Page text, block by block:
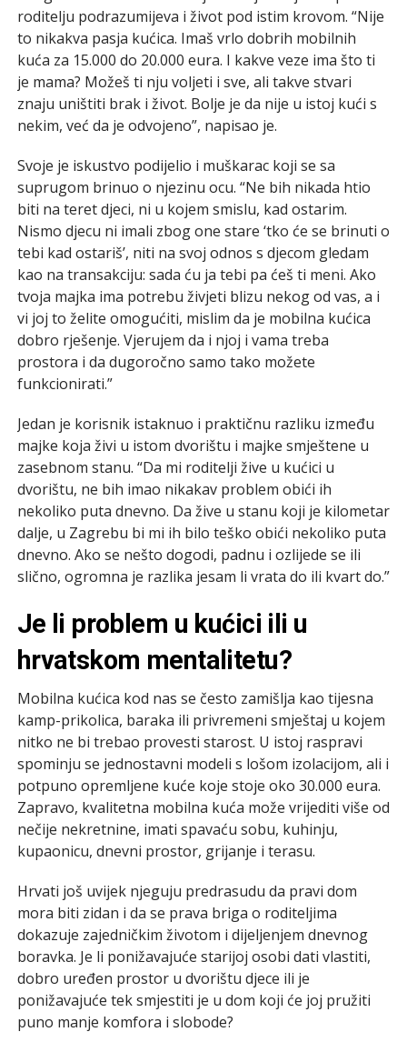
roditelju podrazumijeva i život pod istim krovom. “Nije
to nikakva pasja kućica. Imaš vrlo dobrih mobilnih
kuća za 15.000 do 20.000 eura. I kakve veze ima što ti
je mama? Možeš ti nju voljeti i sve, ali takve stvari
znaju uništiti brak i život. Bolje je da nije u istoj kući s
nekim, već da je odvojeno”, napisao je.
Svoje je iskustvo podijelio i muškarac koji se sa
suprugom brinuo o njezinu ocu. “Ne bih nikada htio
biti na teret djeci, ni u kojem smislu, kad ostarim.
Nismo djecu ni imali zbog one stare ‘tko će se brinuti o
tebi kad ostariš’, niti na svoj odnos s djecom gledam
kao na transakciju: sada ću ja tebi pa ćeš ti meni. Ako
tvoja majka ima potrebu živjeti blizu nekog od vas, a i
vi joj to želite omogućiti, mislim da je mobilna kućica
dobro rješenje. Vjerujem da i njoj i vama treba
prostora i da dugoročno samo tako možete
funkcionirati.”
Jedan je korisnik istaknuo i praktičnu razliku između
majke koja živi u istom dvorištu i majke smještene u
zasebnom stanu. “Da mi roditelji žive u kućici u
dvorištu, ne bih imao nikakav problem obići ih
nekoliko puta dnevno. Da žive u stanu koji je kilometar
dalje, u Zagrebu bi mi ih bilo teško obići nekoliko puta
dnevno. Ako se nešto dogodi, padnu i ozlijede se ili
slično, ogromna je razlika jesam li vrata do ili kvart do.”
Je li problem u kućici ili u
hrvatskom mentalitetu?
Mobilna kućica kod nas se često zamišlja kao tijesna
kamp-prikolica, baraka ili privremeni smještaj u kojem
nitko ne bi trebao provesti starost. U istoj raspravi
spominju se jednostavni modeli s lošom izolacijom, ali i
potpuno opremljene kuće koje stoje oko 30.000 eura.
Zapravo, kvalitetna mobilna kuća može vrijediti više od
nečije nekretnine, imati spavaću sobu, kuhinju,
kupaonicu, dnevni prostor, grijanje i terasu.
Hrvati još uvijek njeguju predrasudu da pravi dom
mora biti zidan i da se prava briga o roditeljima
dokazuje zajedničkim životom i dijeljenjem dnevnog
boravka. Je li ponižavajuće starijoj osobi dati vlastiti,
dobro uređen prostor u dvorištu djece ili je
ponižavajuće tek smjestiti je u dom koji će joj pružiti
puno manje komfora i slobode?